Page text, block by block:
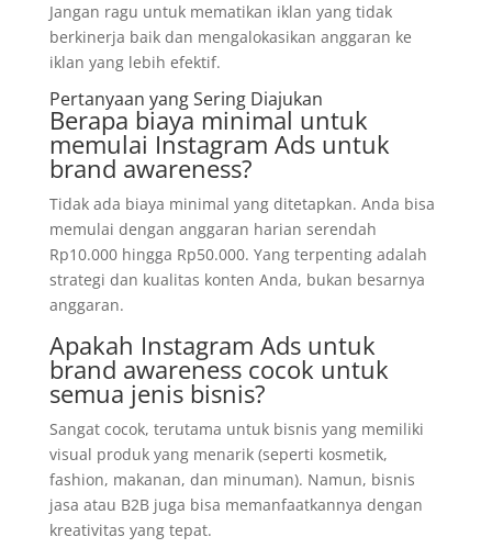
Jangan ragu untuk mematikan iklan yang tidak
berkinerja baik dan mengalokasikan anggaran ke
iklan yang lebih efektif.
Pertanyaan yang Sering Diajukan
Berapa biaya minimal untuk
memulai Instagram Ads untuk
brand awareness?
Tidak ada biaya minimal yang ditetapkan. Anda bisa
memulai dengan anggaran harian serendah
Rp10.000 hingga Rp50.000. Yang terpenting adalah
strategi dan kualitas konten Anda, bukan besarnya
anggaran.
Apakah Instagram Ads untuk
brand awareness cocok untuk
semua jenis bisnis?
Sangat cocok, terutama untuk bisnis yang memiliki
visual produk yang menarik (seperti kosmetik,
fashion, makanan, dan minuman). Namun, bisnis
jasa atau B2B juga bisa memanfaatkannya dengan
kreativitas yang tepat.